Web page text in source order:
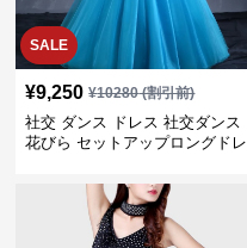
SALE
¥9,250 ¥10280(割引前)
社交 ダンス ドレス 社交ダンス
花びら セットアップロングドレ